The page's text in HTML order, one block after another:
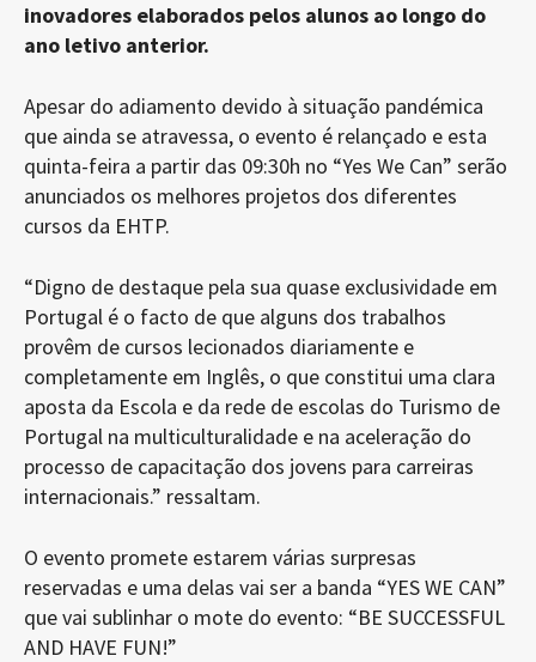
inovadores elaborados pelos alunos ao longo do
ano letivo anterior.
Apesar do adiamento devido à situação pandémica
que ainda se atravessa, o evento é relançado e esta
quinta-feira a partir das 09:30h no “Yes We Can” serão
anunciados os melhores projetos dos diferentes
cursos da EHTP.
“Digno de destaque pela sua quase exclusividade em
Portugal é o facto de que alguns dos trabalhos
provêm de cursos lecionados diariamente e
completamente em Inglês, o que constitui uma clara
aposta da Escola e da rede de escolas do Turismo de
Portugal na multiculturalidade e na aceleração do
processo de capacitação dos jovens para carreiras
internacionais.” ressaltam.
O evento promete estarem várias surpresas
reservadas e uma delas vai ser a banda “YES WE CAN”
que vai sublinhar o mote do evento: “BE SUCCESSFUL
AND HAVE FUN!”